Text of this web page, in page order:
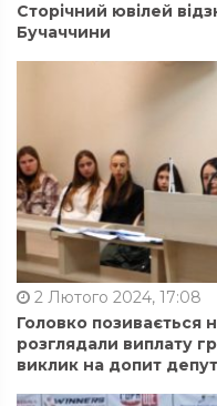
Сторічний ювілей
Бучаччини
2 Лютого 2024, 17:08
Головко позивається
розглядали виплату
виклик на допит